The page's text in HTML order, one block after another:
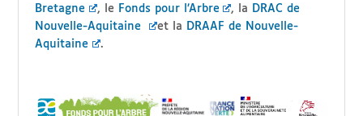
Bretagne
, le Fonds pour l’Arbre , la
DRAC de
Nouvelle-Aquitaine
et la
DRAAF de Nouvelle-
Aquitaine
.